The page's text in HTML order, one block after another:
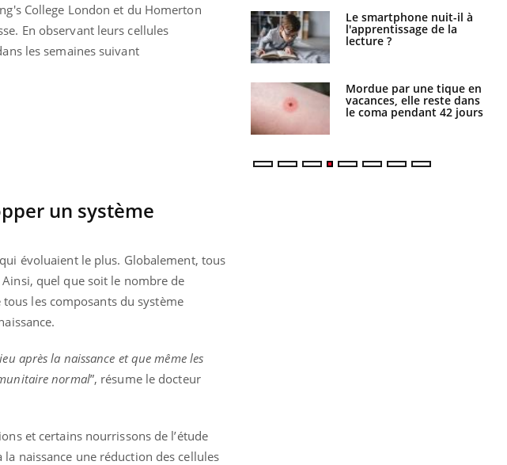
College London et du Homerton
En observant leurs cellules
les semaines suivant
un système
évoluaient le plus. Globalement, tous
quel que soit le nombre de
les composants du système
après la naissance et que même les
normal”, résume le docteur
et certains nourrissons de l’étude
la naissance une réduction des cellules
t-
Le Viagra pourrait-il
freiner la propagation du
Le smartphone nuit-il à
l'apprentissage de la
lecture ?
Mordue par une tique en
vacances, elle reste dans
le coma pendant 42 jours